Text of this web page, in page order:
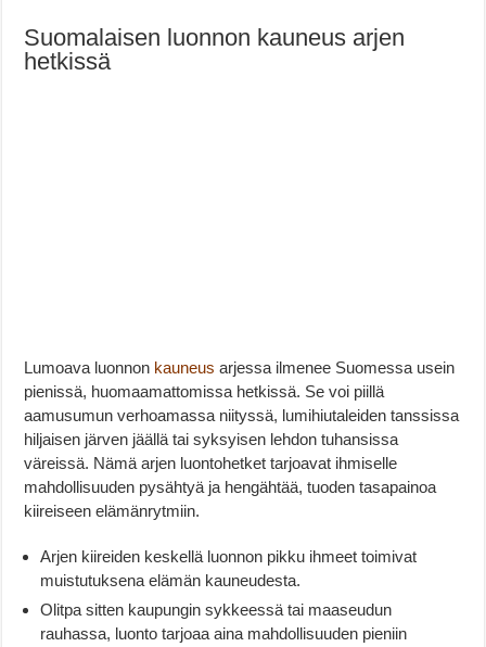
Suomalaisen luonnon kauneus arjen
hetkissä
Lumoava luonnon kauneus arjessa ilmenee Suomessa usein
pienissä, huomaamattomissa hetkissä. Se voi piillä
aamusumun verhoamassa niityssä, lumihiutaleiden tanssissa
hiljaisen järven jäällä tai syksyisen lehdon tuhansissa
väreissä. Nämä arjen luontohetket tarjoavat ihmiselle
mahdollisuuden pysähtyä ja hengähtää, tuoden tasapainoa
kiireiseen elämänrytmiin.
Arjen kiireiden keskellä luonnon pikku ihmeet toimivat
muistutuksena elämän kauneudesta.
Olitpa sitten kaupungin sykkeessä tai maaseudun
rauhassa, luonto tarjoaa aina mahdollisuuden pieniin